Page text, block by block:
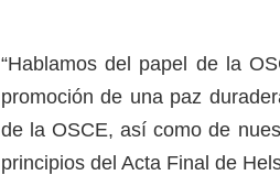
“Hablamos del papel de la
promoción de una paz
de la OSCE, así como de
principios del Acta Final de